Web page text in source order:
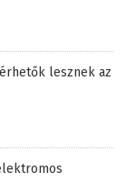
lesznek az